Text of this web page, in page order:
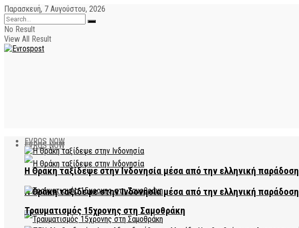
Παρασκευή, 7 Αυγούστου, 2026
No Result
View All Result
EVROS NOW
Η Θράκη ταξίδεψε στην Ινδονησία μέσα από την ελληνική παράδοση
EVROS NOW
Η Θράκη ταξίδεψε στην Ινδονησία μέσα από την ελληνική παράδοση
Τραυματισμός 15χρονης στη Σαμοθράκη